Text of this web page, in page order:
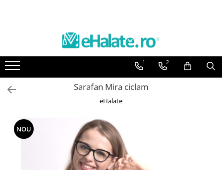
Toate Produsele
Bluze Unisex
Costume Unisex
Bluze unisex cu imprimeuri
Bluze Maria
Bluze medicale uni
1 2
Sarafan Mira ciclam
eHalate
NOU